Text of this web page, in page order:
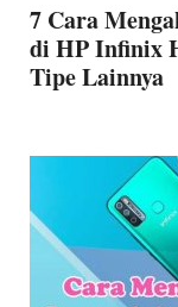
7 Cara
di HP Infinix
Tipe Lainnya